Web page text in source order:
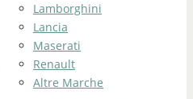
Lamborghini
Lancia
Maserati
Renault
Altre Marche